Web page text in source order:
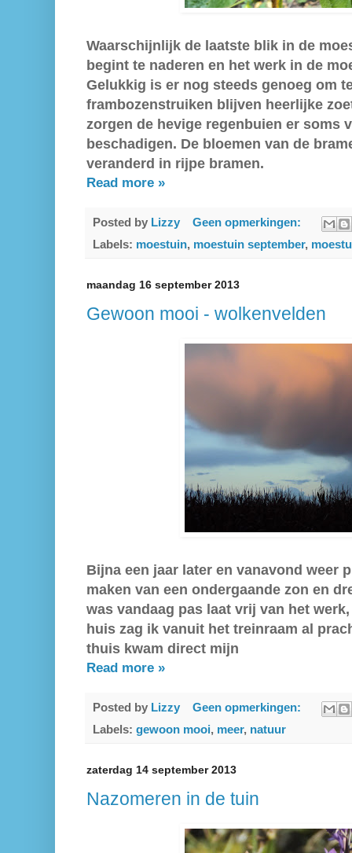
Waarschijnlijk de laatste blik in de
begint te naderen en het werk in de
Gelukkig is er nog steeds genoeg om
frambozenstruiken blijven heerlijke
zorgen de hevige regenbuien er soms
beschadigen. De bloemen van de
veranderd in rijpe bramen.
Read more »
Posted by Lizzy
Geen opmerkingen:
Labels: moestuin, moestuin september,
maandag 16 september 2013
Gewoon mooi - wolkenvelden
Bijna een jaar later en vanavond weer
maken van een ondergaande zon en
was vandaag pas laat vrij van het
huis zag ik vanuit het treinraam al
thuis kwam direct mijn
Read more »
Posted by Lizzy
Geen opmerkingen:
Labels: gewoon mooi, meer, natuur
zaterdag 14 september 2013
Nazomeren in de tuin